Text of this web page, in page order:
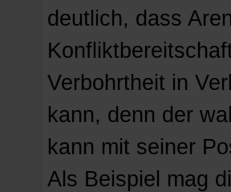
deutlich, dass
Verbohrtheit in
kann, denn der
kann mit seiner
Als Beispiel mag